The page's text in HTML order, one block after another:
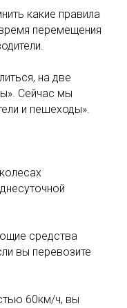
какие правила
перемещения
на две
Сейчас мы
и пешеходы».
средства
вы перевозите
60км/ч, вы